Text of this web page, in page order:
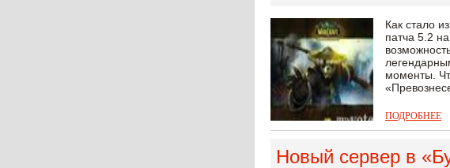
Как стало
патча 5.2
моменты.
ПОДРОБНЕЕ
Новый сервер в